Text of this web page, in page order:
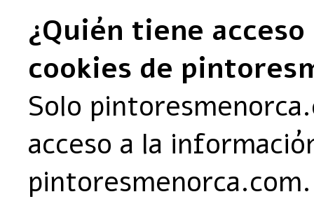
¿Quién tiene
cookies de
Solo
acceso a la
pintoresmenorca.com.